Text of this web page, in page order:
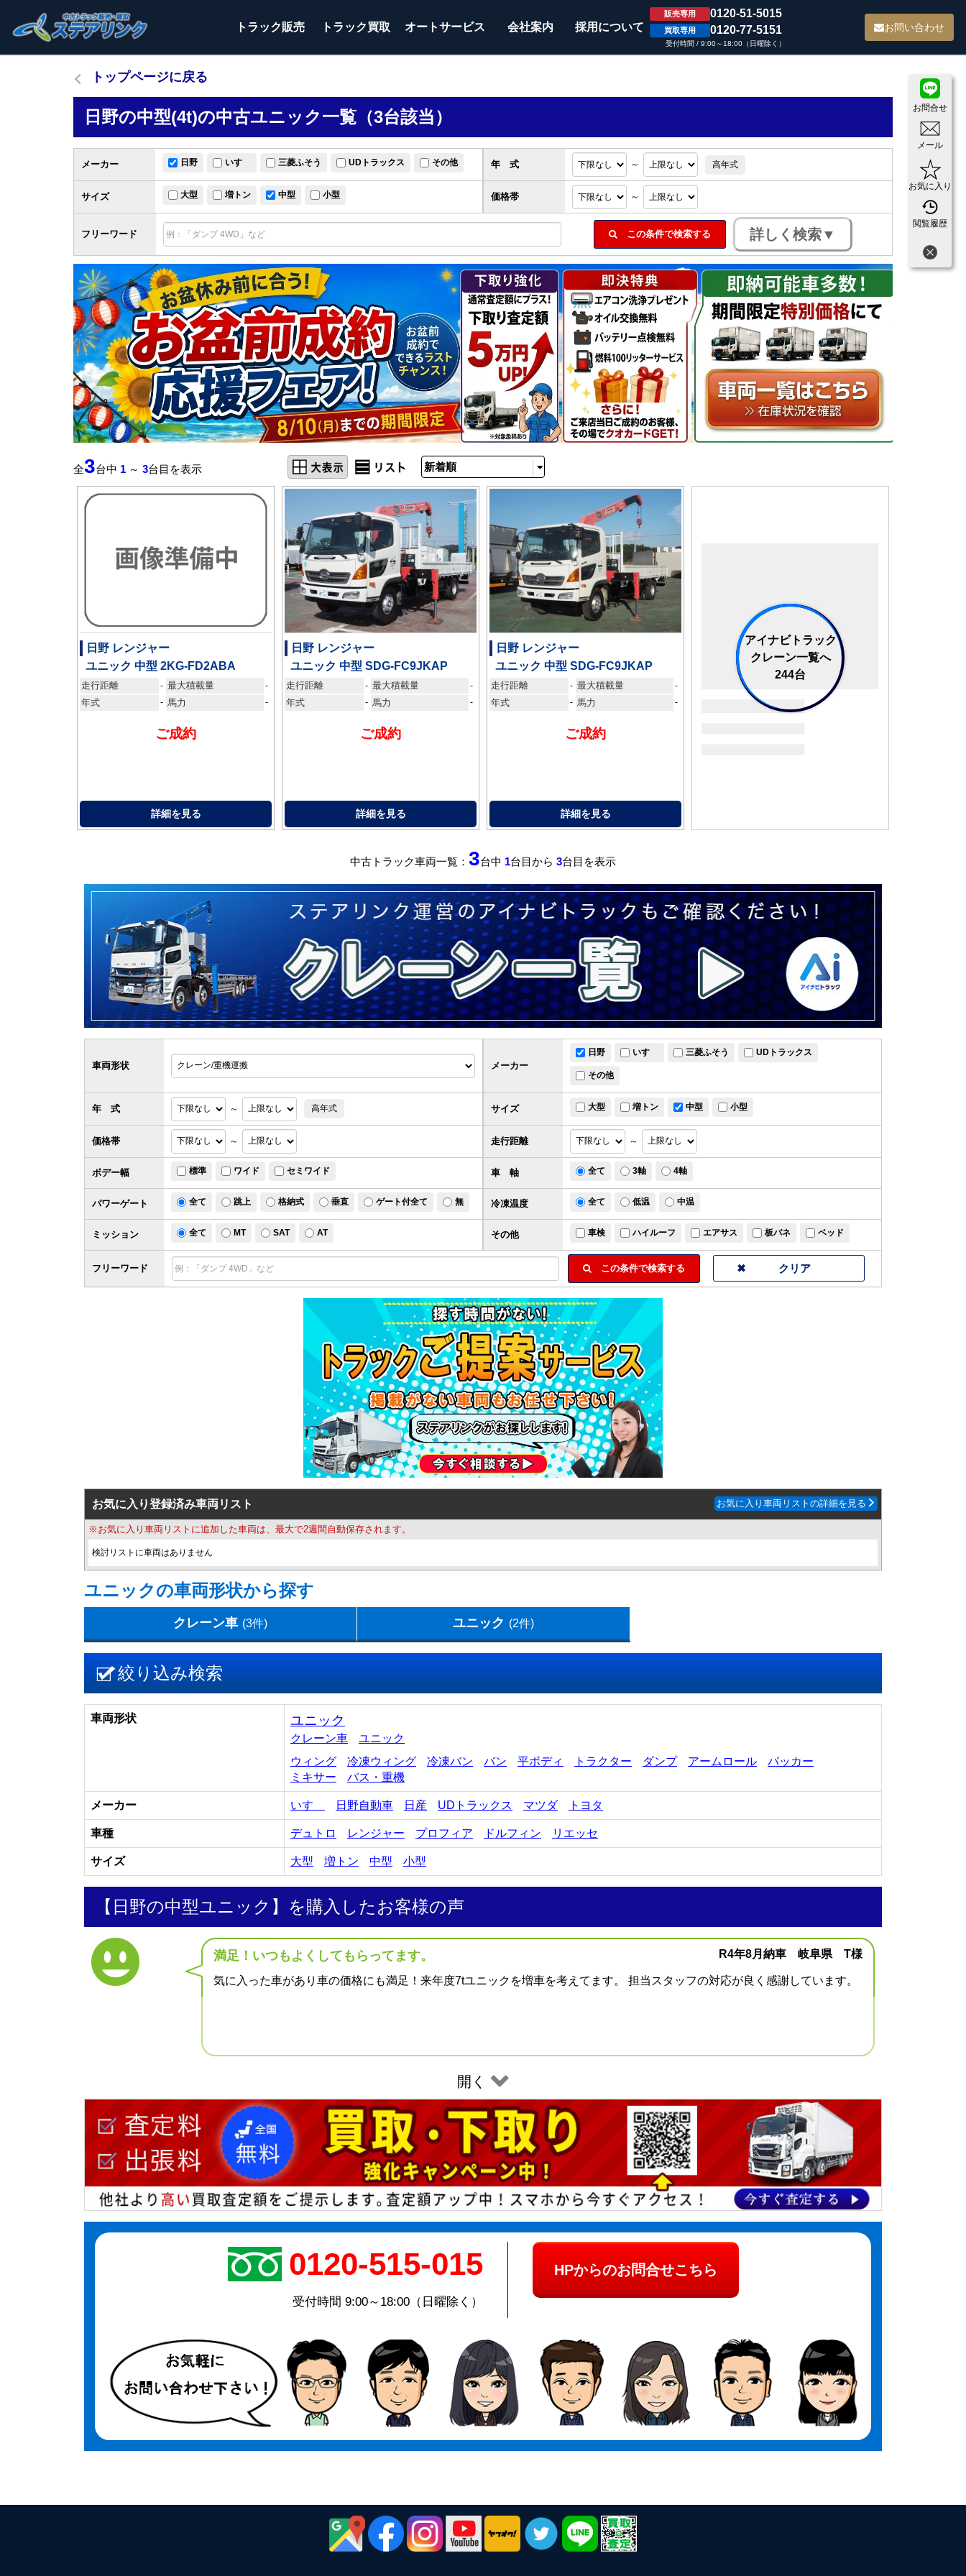
トラック販売 トラック買取 オートサービス 会社案内 採用について
販売専用 0120-51-5015
買取専用 0120-77-5151
受付時間 / 9:00～18:00（日曜除く）
お問い合わせ
お問合せ
メール
お気に入り
閲覧履歴
トップページに戻る
日野の中型(4t)の中古ユニック一覧（3台該当）
サイズ 大型 増トン 中型 小型 価格帯 ～
フリーワード この条件で検索する
メーカー 日野 いすゞ 三菱ふそう UDトラックス その他 年 式 ～ 高年式
全3台中 1 ～ 3台目を表示
日野 レンジャー
ユニック 中型 2KG-FD2ABA
走行距離 - 最大積載量 -
年式 - 馬力 -
ご成約
詳細を見る
日野 レンジャー
ユニック 中型 SDG-FC9JKAP
走行距離 - 最大積載量 -
年式 - 馬力 -
ご成約
詳細を見る
日野 レンジャー
ユニック 中型 SDG-FC9JKAP
走行距離 - 最大積載量 -
年式 - 馬力 -
ご成約
詳細を見る
アイナビトラック
クレーン一覧へ
244台
中古トラック車両一覧： 3台中 1台目から 3台目を表示
車両形状
サイズ 大型 増トン 中型 小型
価格帯 ～
フリーワード この条件で検索する
メーカー
日野 いすゞ 三菱ふそう UDトラックス
その他
年 式 ～ 高年式
走行距離 ～
ボデー幅 標準 ワイド セミワイド 車 軸 全て 3軸 4軸
パワーゲート 全て 跳上 格納式 垂直 ゲート付全て 無 冷凍温度 全て 低温 中温
ミッション 全て MT SAT AT その他 車検 ハイルーフ エアサス 板バネ ベッド
お気に入り登録済み車両リスト お気に入り車両リストの詳細を見る
※お気に入り車両リストに追加した車両は、最大で2週間自動保存されます。
検討リストに車両はありません
ユニックの車両形状から探す
クレーン車 (3件) ユニック (2件)
絞り込み検索
車両形状 ユニック
クレーン車
ユニック
ウィング
冷凍ウィング 冷凍バン バン 平ボディ トラクター ダンプ アームロール
パッカー
ミキサー
バス・重機
メーカー いすゞ 日野自動車 日産 UDトラックス マツダ トヨタ
車種 デュトロ レンジャー プロフィア ドルフィン リエッセ
サイズ 大型 増トン 中型 小型
【日野の中型ユニック】を購入したお客様の声
満足！いつもよくしてもらってます。 R4年8月納車 岐阜県 T様
気に入った車があり車の価格にも満足！来年度7tユニックを増車を考えてます。 担当スタッフの対応が良く感謝しています。
開く
0120-515-015
受付時間 9:00～18:00（日曜除く）
HPからのお問合せこちら